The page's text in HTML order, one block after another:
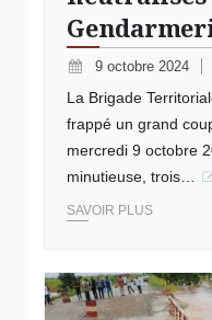
9 octobre 2024
La Brigade
frappé un grand
mercredi 9 octobre
minutieuse, trois…
SAVOIR PLUS